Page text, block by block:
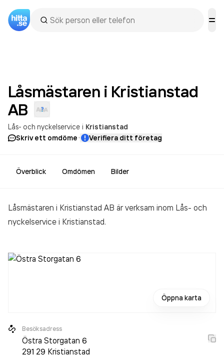
Låsmästaren i Kristianstad
AB
Lås- och nyckelservice i Kristianstad
Skriv ett omdöme· Verifiera ditt företag
Överblick Omdömen Bilder
Låsmästaren i Kristianstad AB är verksam inom Lås- och
nyckelservice i Kristianstad.
Öppna karta
Besöksadress
Östra Storgatan 6
291 29 Kristianstad